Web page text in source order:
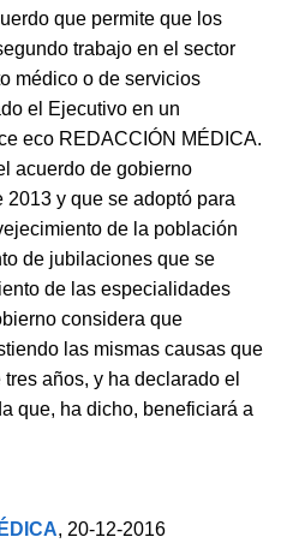
que permite que los
trabajo en el sector
médico o de servicios
el Ejecutivo en un
eco REDACCIÓN MÉDICA.
acuerdo de gobierno
y que se adoptó para
de la población
de jubilaciones que se
de las especialidades
considera que
las mismas causas que
años, y ha declarado el
que, ha dicho, beneficiará a
, 20-12-2016